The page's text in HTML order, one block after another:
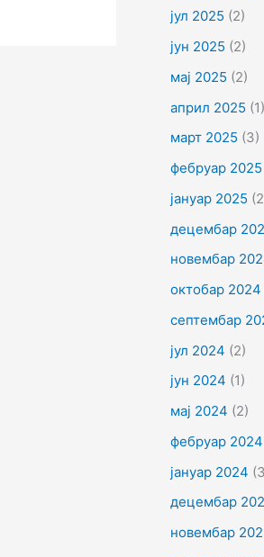
јул 2025 (2)
јун 2025 (2)
мај 2025 (2)
април 2025 (1)
март 2025 (3)
фебруар 2025
јануар 2025
децембар
новембар
октобар 2024
септембар
јул 2024 (2)
јун 2024 (1)
мај 2024 (2)
фебруар 2024
јануар 2024
децембар
новембар